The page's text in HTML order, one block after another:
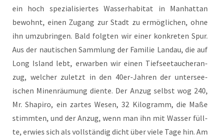
ein hoch spe­zia­li­sier­tes Was­ser­ha­bi­tat in Man­hat­tan
bewohnt, einen Zugang zur Stadt zu ermög­li­chen, ohne
ihn umzu­brin­gen. Bald folg­ten wir einer kon­kre­ten Spur.
Aus der nau­ti­schen Samm­lung der Fami­lie Land­au, die auf
Long Island lebt, erwar­ben wir einen Tief­see­tau­cher­an­
zug, wel­cher zuletzt in den 40er-Jah­ren der unter­see­
ischen Minen­räu­mung dien­te. Der Anzug selbst wog 240,
Mr. Sha­pi­ro, ein zar­tes Wesen, 32 Kilo­gramm, die Maße
stimm­ten, und der Anzug, wenn man ihn mit Was­ser füll­
te, erwies sich als voll­stän­dig dicht über vie­le Tage hin. Am